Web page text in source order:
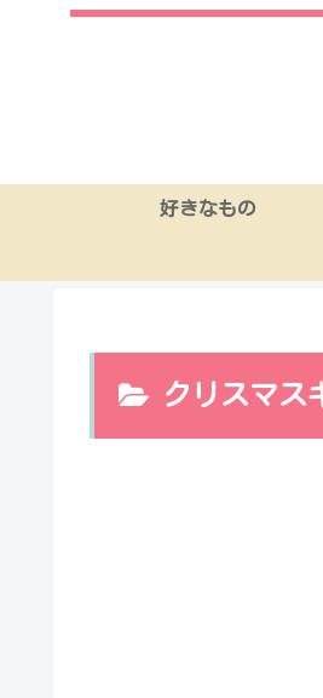
好きなもの
クリスマス